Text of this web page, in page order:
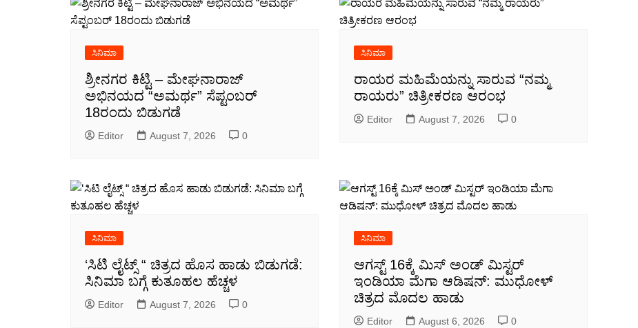
ಸಿನಿಮಾ
ಶ್ರೀನಗರ ಕಿಟ್ಟಿ – ಮೇಘನಾರಾಜ್
ಅಭಿನಯದ “ಅಮರ್ಥ” ಸೆಪ್ಟಂಬರ್
18ರಂದು ಬಿಡುಗಡೆ
Editor August 7, 2026 0
ಸಿನಿಮಾ
ರಾಯರ ಮಹಿಮೆಯನ್ನು ಸಾರುವ “ನಮ್ಮ
ರಾಯರು” ಚಿತ್ರೀಕರಣ ಆರಂಭ
Editor August 7, 2026 0
ಸಿನಿಮಾ
‘ಸಿಟಿ ಲೈಟ್ಸ್ “ ಚಿತ್ರದ ಹೊಸ ಹಾಡು ಬಿಡುಗಡೆ:
ಸಿನಿಮಾ ಬಗ್ಗೆ ಕುತೂಹಲ ಹೆಚ್ಚಳ
Editor August 7, 2026 0
ಸಿನಿಮಾ
ಆಗಸ್ಟ್ 16ಕ್ಕೆ ಮಿಸ್ ಅಂಡ್ ಮಿಸ್ಟರ್
ಇಂಡಿಯಾ ಮೆಗಾ ಆಡಿಷನ್: ಮುಧೋಳ್
ಚಿತ್ರದ ಮೊದಲ ಹಾಡು
Editor August 6, 2026 0